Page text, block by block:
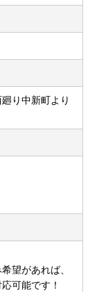
り中新町より
望があれば、
可能です！